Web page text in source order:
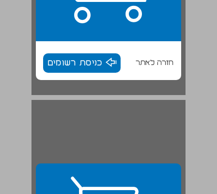
חזרה לאתר כניסת רשומים
ירושלים כעיר נוצרית בתקופת קונסטנטינוס ... 19